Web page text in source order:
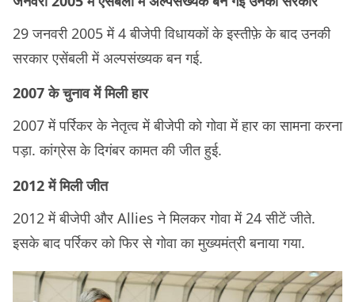
29 जनवरी 2005 में 4 बीजेपी विधायकों के इस्तीफ़े के बाद उनकी
सरकार एसेंबली में अल्पसंख्यक बन गई.
2007 के चुनाव में मिली हार
2007 में पर्रिकर के नेतृत्व में बीजेपी को गोवा में हार का सामना करना
पड़ा. कांग्रेस के दिगंबर कामत की जीत हुई.
2012 में मिली जीत
2012 में बीजेपी और Allies ने मिलकर गोवा में 24 सीटें जीते.
इसके बाद पर्रिकर को फिर से गोवा का मुख्यमंत्री बनाया गया.